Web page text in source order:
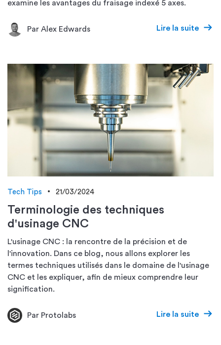
examine les avantages du fraisage indexé 5 axes.
Par Alex Edwards Lire la suite
Tech Tips 21/03/2024
Terminologie des techniques
d'usinage CNC
L'usinage CNC : la rencontre de la précision et de
l'innovation. Dans ce blog, nous allons explorer les
termes techniques utilisés dans le domaine de l'usinage
CNC et les expliquer, afin de mieux comprendre leur
signification.
Par Protolabs Lire la suite